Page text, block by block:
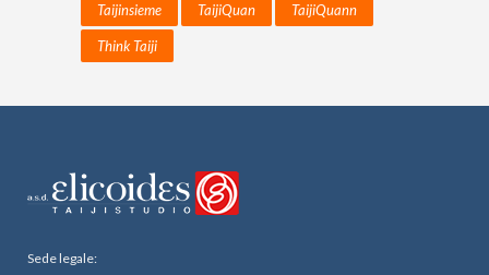
Taijinsieme TaijiQuan TaijiQuann
Think Taiji
Sede legale: